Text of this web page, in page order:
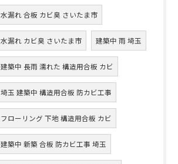
水漏れ 合板 カビ臭 さいたま市
水漏れ カビ臭 さいたま市 建築中 雨 埼玉
建築中 長雨 濡れた 構造用合板 カビ
埼玉 建築中 構造用合板 防カビ工事
フローリング 下地 構造用合板 カビ
建築中 新築 合板 防カビ工事 埼玉